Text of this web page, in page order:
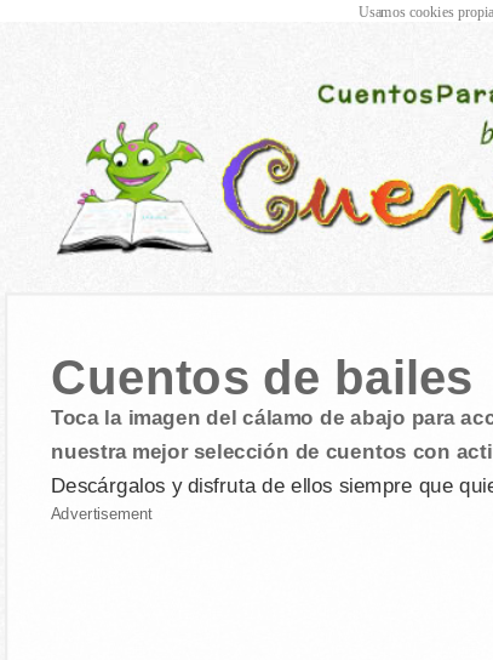
Cuentos de bailes
Toca la imagen del cálamo de abajo para
nuestra mejor selección de cuentos con
Descárgalos y disfruta de ellos siempre que
Advertisement
Usamos cookies